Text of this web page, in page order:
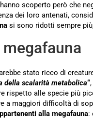
scoperto però che
dei loro antenati,
si sono ridotti sempre
megafauna
stato ricco di
della scalarità metabolica“
rispetto alle specie più
a maggiori difficoltà di
alla megafauna: